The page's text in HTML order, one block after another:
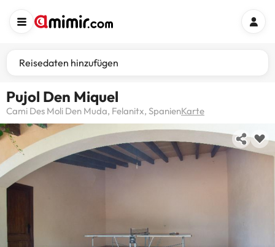
Reisedaten hinzufügen
Pujol Den Miquel
Cami Des Moli Den Muda, Felanitx, SpanienKarte